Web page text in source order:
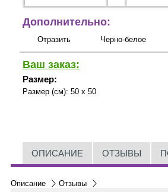
Дополнительно:
Отразить Черно-белое
Ваш заказ:
Размер:
Размер (см): 50 x 50
ОПИСАНИЕ ОТЗЫВЫ
Описание Отзывы